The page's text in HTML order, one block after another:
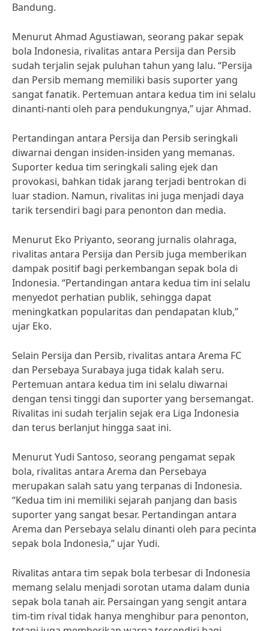
Bandung.
Menurut Ahmad Agustiawan, seorang pakar sepak
bola Indonesia, rivalitas antara Persija dan Persib
sudah terjalin sejak puluhan tahun yang lalu. “Persija
dan Persib memang memiliki basis suporter yang
sangat fanatik. Pertemuan antara kedua tim ini selalu
dinanti-nanti oleh para pendukungnya,” ujar Ahmad.
Pertandingan antara Persija dan Persib seringkali
diwarnai dengan insiden-insiden yang memanas.
Suporter kedua tim seringkali saling ejek dan
provokasi, bahkan tidak jarang terjadi bentrokan di
luar stadion. Namun, rivalitas ini juga menjadi daya
tarik tersendiri bagi para penonton dan media.
Menurut Eko Priyanto, seorang jurnalis olahraga,
rivalitas antara Persija dan Persib juga memberikan
dampak positif bagi perkembangan sepak bola di
Indonesia. “Pertandingan antara kedua tim ini selalu
menyedot perhatian publik, sehingga dapat
meningkatkan popularitas dan pendapatan klub,”
ujar Eko.
Selain Persija dan Persib, rivalitas antara Arema FC
dan Persebaya Surabaya juga tidak kalah seru.
Pertemuan antara kedua tim ini selalu diwarnai
dengan tensi tinggi dan suporter yang bersemangat.
Rivalitas ini sudah terjalin sejak era Liga Indonesia
dan terus berlanjut hingga saat ini.
Menurut Yudi Santoso, seorang pengamat sepak
bola, rivalitas antara Arema dan Persebaya
merupakan salah satu yang terpanas di Indonesia.
“Kedua tim ini memiliki sejarah panjang dan basis
suporter yang sangat besar. Pertandingan antara
Arema dan Persebaya selalu dinanti oleh para pecinta
sepak bola Indonesia,” ujar Yudi.
Rivalitas antara tim sepak bola terbesar di Indonesia
memang selalu menjadi sorotan utama dalam dunia
sepak bola tanah air. Persaingan yang sengit antara
tim-tim rival tidak hanya menghibur para penonton,